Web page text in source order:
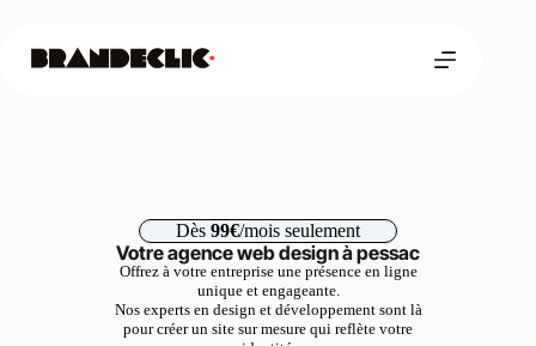
Dès 99€/mois seulement
Votre agence web design à pessac
Offrez à votre entreprise une présence en ligne
unique et engageante.
Nos experts en design et développement sont là
pour créer un site sur mesure qui reflète votre